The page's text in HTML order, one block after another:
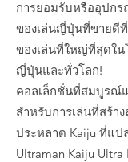
การยอมรับหรืออุปกร
ของเล่นญี่ปุ่นที่ขายดี
ของเล่นที่ใหญ่ที่สุดใ
ญี่ปุ่นและทั่วโลก!
คอลเล็กชั่นที่สมบูรณ์
สำหรับการเล่นที่สร้า
ประหลาด Kaiju ที่แป
Ultraman Kaiju Ultra